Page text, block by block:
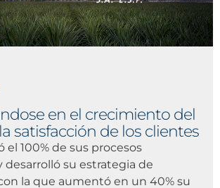
en el crecimiento del
satisfacción de los clientes
100% de sus procesos
desarrolló su estrategia de
la que aumentó en un 40% su